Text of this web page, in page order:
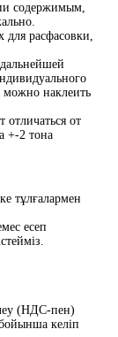
содержимым,
для расфасовки,
можно наклеить
отличаться от
+-2 тона
тұлғалармен
есеп
(НДС-пен)
келіп